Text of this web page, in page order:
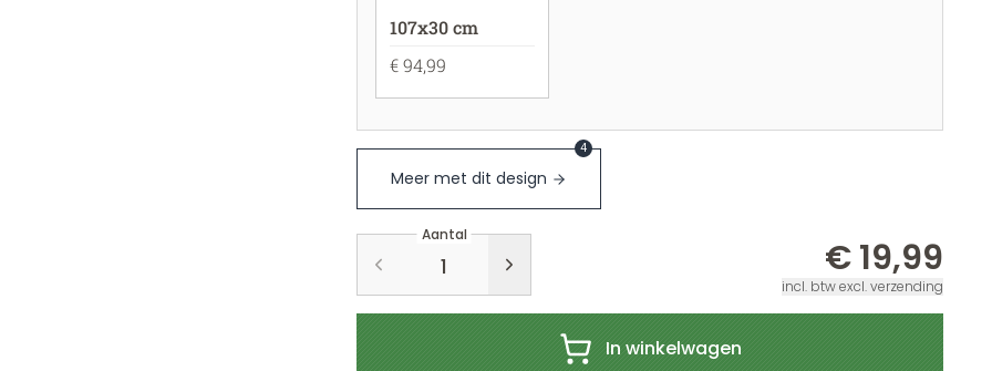
107x30 cm
€ 94,99
Meer met dit design
4
Aantal
€ 19,99
incl. btw excl. verzending
In winkelwagen